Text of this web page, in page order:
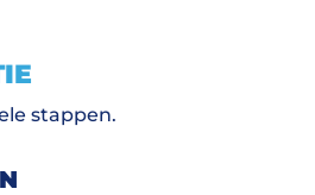
stappen.